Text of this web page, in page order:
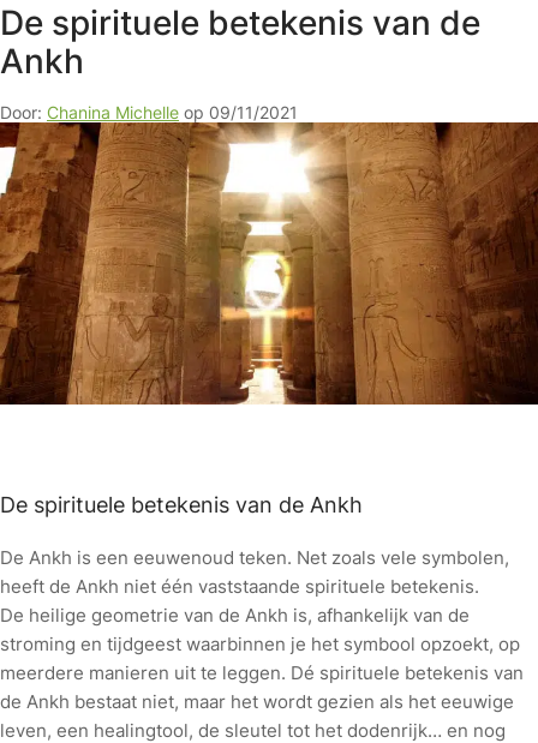
De spirituele betekenis van de
Ankh
Door: Chanina Michelle op 09/11/2021
De spirituele betekenis van de Ankh
De Ankh is een eeuwenoud teken. Net zoals vele symbolen,
heeft de Ankh niet één vaststaande spirituele betekenis.
De heilige geometrie van de Ankh is, afhankelijk van de
stroming en tijdgeest waarbinnen je het symbool opzoekt, op
meerdere manieren uit te leggen. Dé spirituele betekenis van
de Ankh bestaat niet, maar het wordt gezien als het eeuwige
leven, een healingtool, de sleutel tot het dodenrijk… en nog